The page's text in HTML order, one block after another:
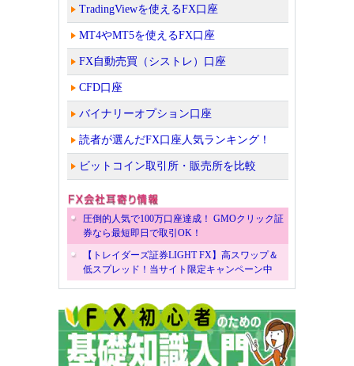
TradingViewを使えるFX口座
MT4やMT5を使えるFX口座
FX自動売買（シストレ）口座
CFD口座
バイナリーオプション口座
読者が選んだFX口座人気ランキング！
ビットコイン取引所・販売所を比較
圧倒的人気で100万口座達成！ GMOクリック証
券なら最短即日で取引OK！
【トレイダーズ証券LIGHT FX】高スワップ＆
低スプレッド！当サイト限定キャンペーン中